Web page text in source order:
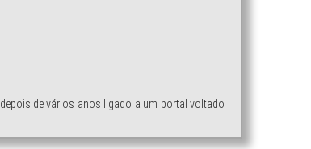
de vários anos ligado a um portal voltado